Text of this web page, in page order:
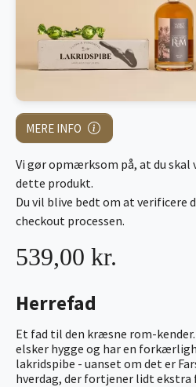
MERE INFO
Herrefad
Et fad til den kræsne rom-
elsker hygge og har en
lakridspibe - uanset om det er
hverdag, der fortjener lidt
539,00 kr.
Vi gør opmærksom på, at du skal
dette produkt.
Du vil blive bedt om at verificere
checkout processen.